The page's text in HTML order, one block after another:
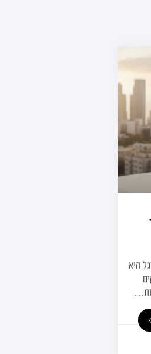
היא
מהעסקים